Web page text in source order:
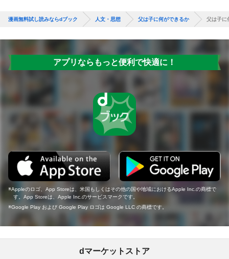
漫画無料試し読みならdブック 人文・思想 父は子に何ができるか 父は子に
アプリならもっと便利で快適に！
Appleのロゴ、App Storeは、米国もしくはその他の国や地域におけるApple Inc.の商標で
す。App Storeは、Apple Inc.のサービスマークです。
Google Play および Google Play ロゴは Google LLC の商標です。
dマーケットストア